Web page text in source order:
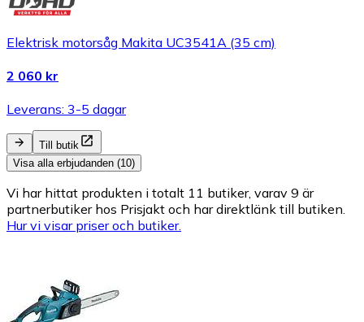
Elektrisk motorsåg Makita UC3541A (35 cm)
2 060 kr
Leverans: 3-5 dagar
Till butik
Visa alla erbjudanden (10)
Vi har hittat produkten i totalt 11 butiker, varav 9 är
partnerbutiker hos Prisjakt och har direktlänk till butiken.
Hur vi visar priser och butiker.